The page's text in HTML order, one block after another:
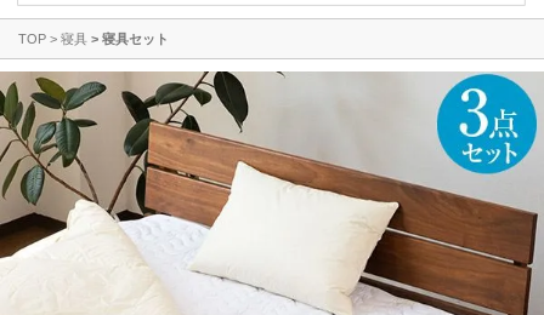
TOP 寝具 寝具セット